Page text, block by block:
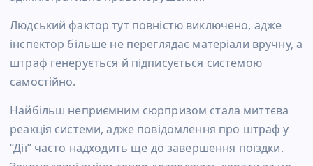
Людський фактор тут повністю виключено, адже
інспектор більше не переглядає матеріали вручну, а
штраф генерується й підписується системою
самостійно.
Найбільш неприємним сюрпризом стала миттєва
реакція системи, адже повідомлення про штраф у
“Дії” часто надходить ще до завершення поїздки.